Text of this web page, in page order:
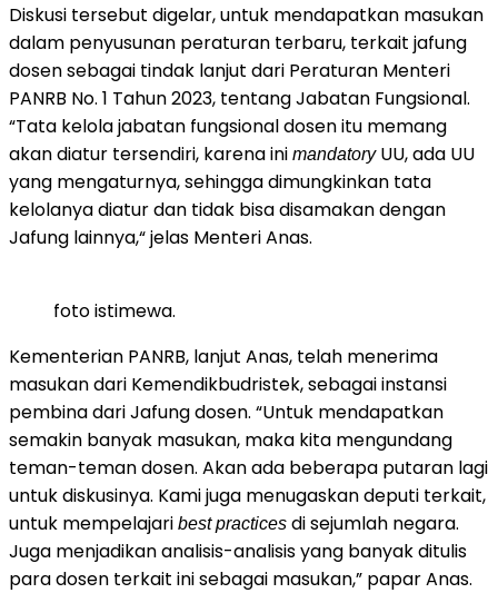
Diskusi tersebut digelar, untuk mendapatkan masukan
dalam penyusunan peraturan terbaru, terkait jafung
dosen sebagai tindak lanjut dari Peraturan Menteri
PANRB No. 1 Tahun 2023, tentang Jabatan Fungsional.
“Tata kelola jabatan fungsional dosen itu memang
akan diatur tersendiri, karena ini mandatoryUU, ada UU
yang mengaturnya, sehingga dimungkinkan tata
kelolanya diatur dan tidak bisa disamakan dengan
Jafung lainnya,“ jelas Menteri Anas.
foto istimewa.
Kementerian PANRB, lanjut Anas, telah menerima
masukan dari Kemendikbudristek, sebagai instansi
pembina dari Jafung dosen. “Untuk mendapatkan
semakin banyak masukan, maka kita mengundang
teman-teman dosen. Akan ada beberapa putaran lagi
untuk diskusinya. Kami juga menugaskan deputi terkait,
untuk mempelajari best practices di sejumlah negara.
Juga menjadikan analisis-analisis yang banyak ditulis
para dosen terkait ini sebagai masukan,” papar Anas.